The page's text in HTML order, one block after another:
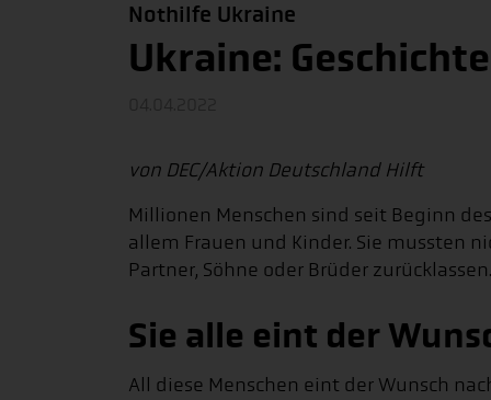
Nothilfe Ukraine
Ukraine:
von DEC/Aktion Deutschland Hilft
Millionen Menschen sind seit Beginn
allem Frauen und Kinder. Sie mussten
Partner, Söhne oder Brüder zurücklassen.
Sie alle eint der
All diese Menschen eint der Wunsch